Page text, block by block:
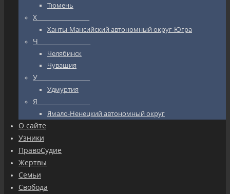
Тюмень
Х_________________
Ханты-Мансийский автономный округ-Югра
Ч_________________
Челябинск
Чувашия
У_________________
Удмуртия
Я_________________
Ямало-Ненецкий автономный округ
О сайте
Узники
ПравоСудие
Жертвы
Семьи
Свобода